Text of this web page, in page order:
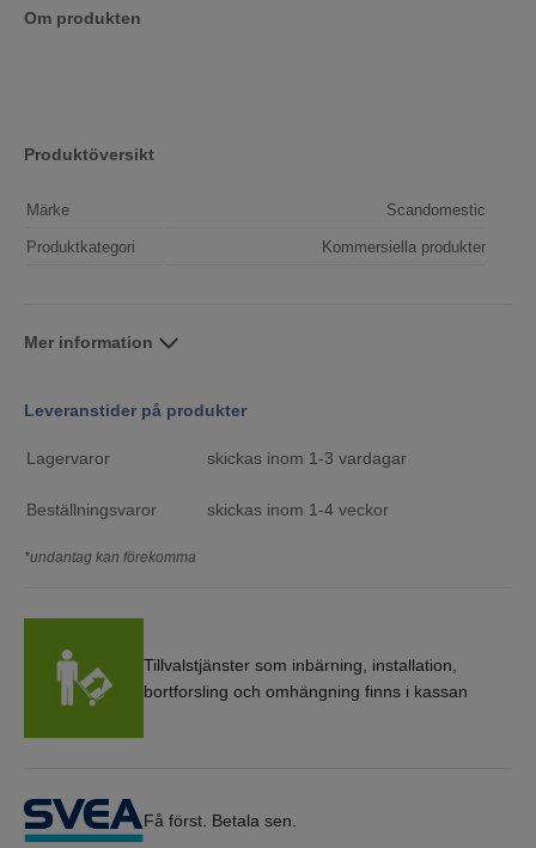
Om produkten
Produktöversikt
Märke Scandomestic
Produktkategori Kommersiella produkter
Mer information
Leveranstider på produkter
Lagervaror skickas inom 1-3 vardagar
Beställningsvaror skickas inom 1-4 veckor
*undantag kan förekomma
Tillvalstjänster som inbärning, installation,
bortforsling och omhängning finns i kassan
Få först. Betala sen.